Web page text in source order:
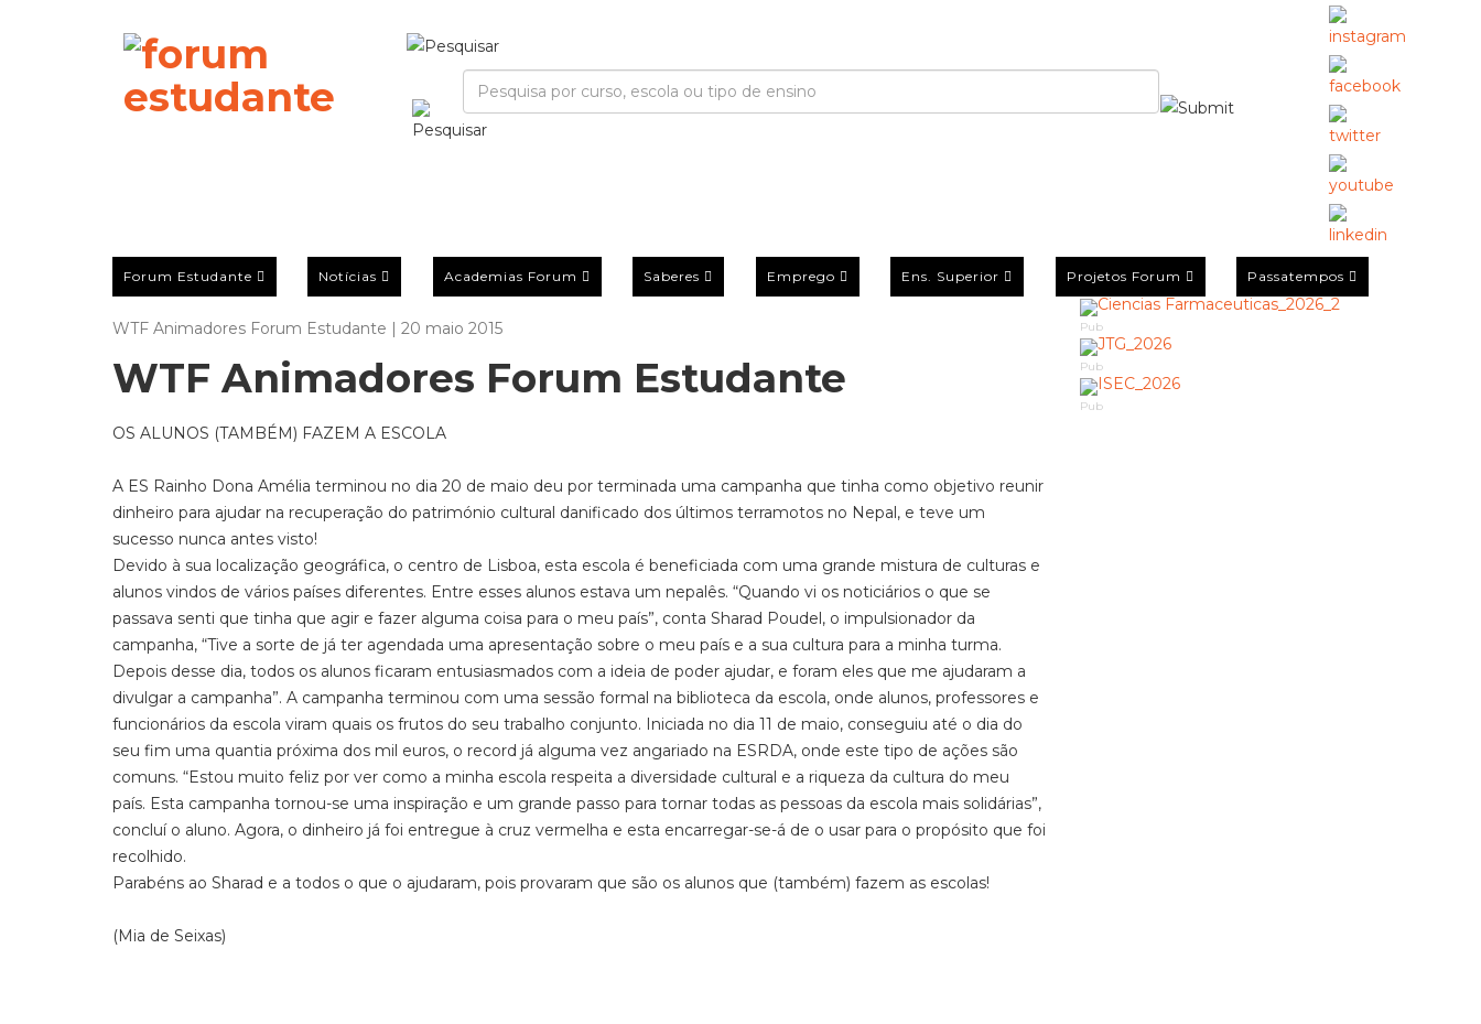
Forum Estudante Notícias Academias Forum Saberes Emprego Ens. Superior Projetos Forum Passatempos
WTF Animadores Forum Estudante | 20 maio 2015
WTF Animadores Forum Estudante
OS ALUNOS (TAMBÉM) FAZEM A ESCOLA
A ES Rainho Dona Amélia terminou no dia 20 de maio deu por terminada uma campanha que tinha como objetivo reunir
dinheiro para ajudar na recuperação do património cultural danificado dos últimos terramotos no Nepal, e teve um
sucesso nunca antes visto!
Devido à sua localização geográfica, o centro de Lisboa, esta escola é beneficiada com uma grande mistura de culturas e
alunos vindos de vários países diferentes. Entre esses alunos estava um nepalês. “Quando vi os noticiários o que se
passava senti que tinha que agir e fazer alguma coisa para o meu país”, conta Sharad Poudel, o impulsionador da
campanha, “Tive a sorte de já ter agendada uma apresentação sobre o meu país e a sua cultura para a minha turma.
Depois desse dia, todos os alunos ficaram entusiasmados com a ideia de poder ajudar, e foram eles que me ajudaram a
divulgar a campanha”. A campanha terminou com uma sessão formal na biblioteca da escola, onde alunos, professores e
funcionários da escola viram quais os frutos do seu trabalho conjunto. Iniciada no dia 11 de maio, conseguiu até o dia do
seu fim uma quantia próxima dos mil euros, o record já alguma vez angariado na ESRDA, onde este tipo de ações são
comuns. “Estou muito feliz por ver como a minha escola respeita a diversidade cultural e a riqueza da cultura do meu
país. Esta campanha tornou-se uma inspiração e um grande passo para tornar todas as pessoas da escola mais solidárias”,
concluí o aluno. Agora, o dinheiro já foi entregue à cruz vermelha e esta encarregar-se-á de o usar para o propósito que foi
recolhido.
Parabéns ao Sharad e a todos o que o ajudaram, pois provaram que são os alunos que (também) fazem as escolas!
(Mia de Seixas)
Pub
Pub
Pub